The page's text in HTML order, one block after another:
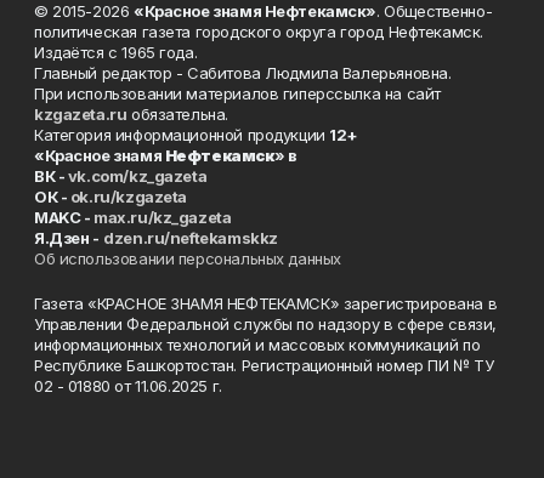
© 2015-2026 «Красное знамя Нефтекамск». Общественно-
политическая газета городского округа город Нефтекамск.
Издаётся с 1965 года.
Главный редактор - Сабитова Людмила Валерьяновна.
При использовании материалов гиперссылка на сайт
kzgazeta.ru обязательна.
Категория информационной продукции 12+
«Красное знамя Нефтекамск» в
ВК -vk.com/kz_gazeta
ОК - ok.ru/kzgazeta
MAKC - max.ru/kz_gazeta
Я.Дзен - dzen.ru/neftekamskkz
Об использовании персональных данных
Газета «КРАСНОЕ ЗНАМЯ НЕФТЕКАМСК» зарегистрирована в
Управлении Федеральной службы по надзору в сфере связи,
информационных технологий и массовых коммуникаций по
Республике Башкортостан. Регистрационный номер ПИ № ТУ
02 - 01880 от 11.06.2025 г.